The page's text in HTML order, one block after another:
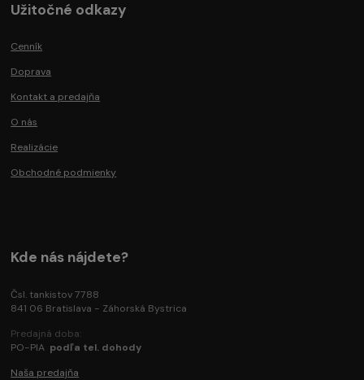
Užitočné odkazy
Cenník
Doprava
Kontakt a predajňa
O nás
Realizácie
Obchodné podmienky
Kde nás nájdete?
Čsl. tankistov 7788
841 06 Bratislava - Záhorská Bystrica
Predajná doba:
PO-PIA podľa tel. dohody
Naša predajňa